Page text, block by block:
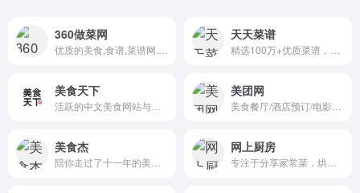
360做菜网 天天菜谱
美食天下 美团网
美食杰 网上厨房